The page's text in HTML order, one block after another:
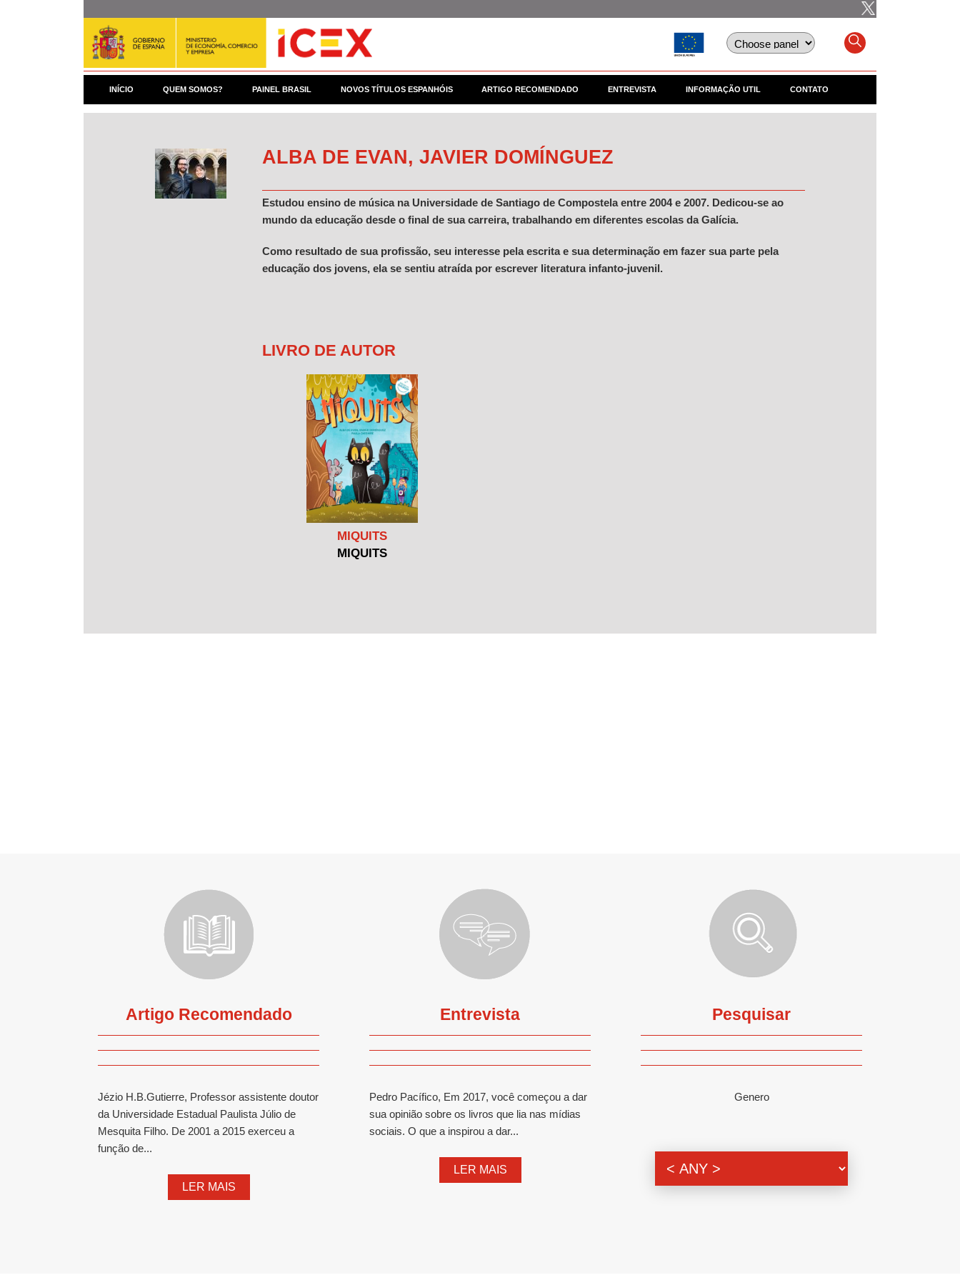
INÍCIO QUEM SOMOS? PAINEL BRASIL NOVOS TÍTULOS ESPANHÓIS ARTIGO RECOMENDADO ENTREVISTA INFORMAÇÃO UTIL CONTATO
ALBA DE EVAN, JAVIER DOMÍNGUEZ
Estudou ensino de música na Universidade de Santiago de Compostela entre 2004 e 2007. Dedicou-se ao
mundo da educação desde o final de sua carreira, trabalhando em diferentes escolas da Galícia.
Como resultado de sua profissão, seu interesse pela escrita e sua determinação em fazer sua parte pela
educação dos jovens, ela se sentiu atraída por escrever literatura infanto-juvenil.
LIVRO DE AUTOR
MIQUITS
MIQUITS
Artigo Recomendado
Jézio H.B.Gutierre, Professor assistente doutor
da Universidade Estadual Paulista Júlio de
Mesquita Filho. De 2001 a 2015 exerceu a
função de...
LER MAIS
Entrevista
Pedro Pacífico, Em 2017, você começou a dar
sua opinião sobre os livros que lia nas mídias
sociais. O que a inspirou a dar...
LER MAIS
Pesquisar
Genero